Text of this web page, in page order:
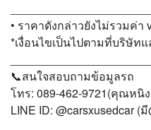
• ราคาดังกล่าวยังไม่รวมค่า
*เงื่อนไขเป็นไปตามที่บริษัท
📞สนใจสอบถามข้อมูลรถ
โทร: 089-462-9721(คุณหนิ
LINE ID: @carsxusedcar (